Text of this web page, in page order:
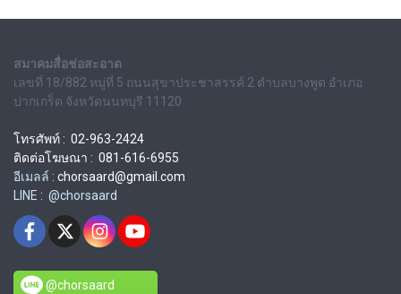
สมาคมสื่อช่อสะอาด
เลขที่ 18/882 หมู่ที่ 5 ถนนสุขาประชาสรรค์ 2 ตำบลบางพูด อำเภอ
ปากเกร็ด จังหวัดนนทบุรี 11120
โทรศัพท์ : 02-963-2424
ติดต่อโฆษณา : 081-616-6955
อีเมลล์ : chorsaard@gmail.com
LINE : @chorsaard
@chorsaard